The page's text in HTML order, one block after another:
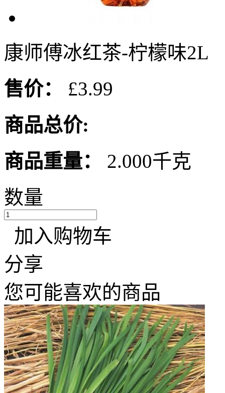
康师傅冰红茶-柠檬味2L
售价：
£3.99
商品总价:
商品重量：
2.000千克
数量
加入购物车
分享
您可能喜欢的商品